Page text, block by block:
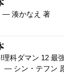
— 湊かなえ 著
!理科ダマン 12 最
— シン・テフン